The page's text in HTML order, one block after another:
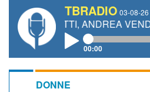
TBRADIO 03-08-26
ANDREA VENDRAME,
00:00
DONNE